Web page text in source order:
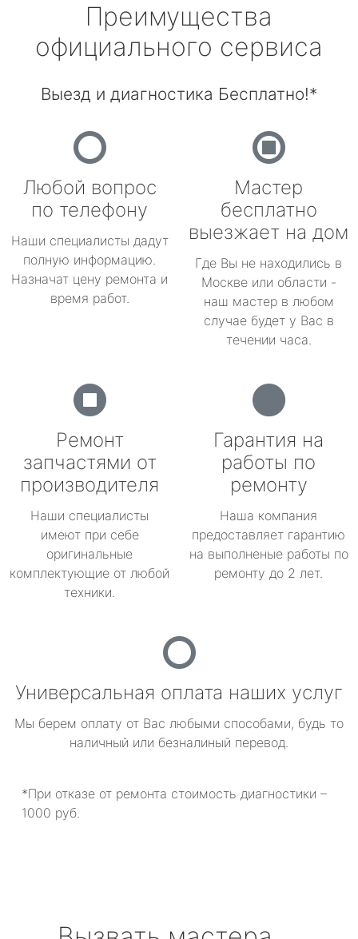
Преимущества
официального сервиса
Выезд и диагностика Бесплатно!*
Любой вопрос
по телефону
Наши специалисты дадут
полную информацию.
Назначат цену ремонта и
время работ.
Мастер
бесплатно
выезжает на дом
Где Вы не находились в
Москве или области -
наш мастер в любом
случае будет у Вас в
течении часа.
Ремонт
запчастями от
производителя
Наши специалисты
имеют при себе
оригинальные
комплектующие от любой
техники.
Гарантия на
работы по
ремонту
Наша компания
предоставляет гарантию
на выполненые работы по
ремонту до 2 лет.
Универсальная оплата наших услуг
Мы берем оплату от Вас любыми способами, будь то
наличный или безналиный перевод.
*При отказе от ремонта стоимость диагностики –
1000 руб.